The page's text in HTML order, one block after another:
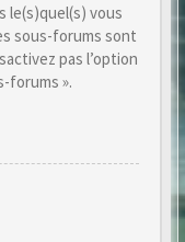
le(s)quel(s) vous
sous-forums sont
pas l’option
forums ».